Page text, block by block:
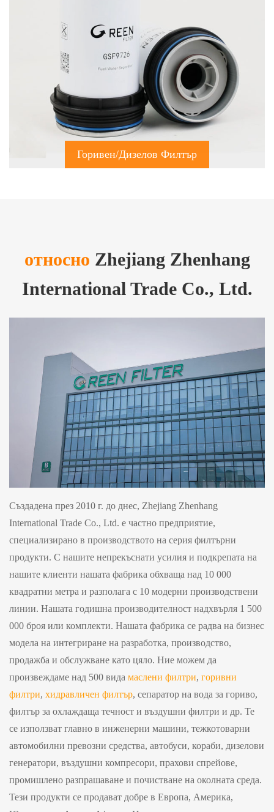
Горивен/дизелов Филтър
относно Zhejiang Zhenhang
International Trade Co., Ltd.
Създадена през 2010 г. до днес, Zhejiang Zhenhang
International Trade Co., Ltd. е частно предприятие,
специализирано в производството на серия филтърни
продукти. С нашите непрекъснати усилия и подкрепата на
нашите клиенти нашата фабрика обхваща над 10 000
квадратни метра и разполага с 10 модерни производствени
линии. Нашата годишна производителност надхвърля 1 500
000 броя или комплекти. Нашата фабрика се радва на бизнес
модела на интегриране на разработка, производство,
продажба и обслужване като цяло. Ние можем да
произвеждаме над 500 вида маслени филтри, горивни
филтри, хидравличен филтър, сепаратор на вода за гориво,
филтър за охлаждаща течност и въздушни филтри и др. Те
се използват главно в инженерни машини, тежкотоварни
автомобилни превозни средства, автобуси, кораби, дизелови
генератори, въздушни компресори, прахови спрейове,
промишлено разпрашаване и почистване на околната среда.
Тези продукти се продават добре в Европа, Америка,